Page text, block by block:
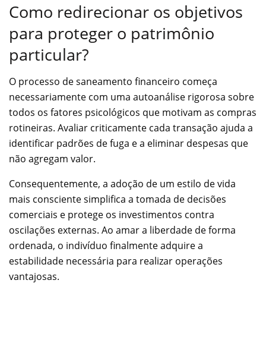
Como redirecionar os objetivos
para proteger o patrimônio
particular?
O processo de saneamento financeiro começa
necessariamente com uma autoanálise rigorosa sobre
todos os fatores psicológicos que motivam as compras
rotineiras. Avaliar criticamente cada transação ajuda a
identificar padrões de fuga e a eliminar despesas que
não agregam valor.
Consequentemente, a adoção de um estilo de vida
mais consciente simplifica a tomada de decisões
comerciais e protege os investimentos contra
oscilações externas. Ao amar a liberdade de forma
ordenada, o indivíduo finalmente adquire a
estabilidade necessária para realizar operações
vantajosas.